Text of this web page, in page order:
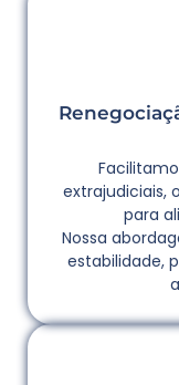
extrajudiciais,
para
Nossa
estabilidade,